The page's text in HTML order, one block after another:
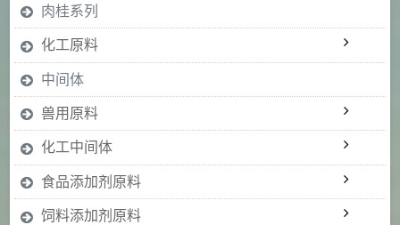
肉桂系列
化工原料
中间体
兽用原料
化工中间体
食品添加剂原料
饲料添加剂原料